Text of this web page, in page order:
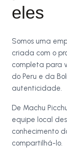
eles
Somos uma
criada com o
completa para
do Peru e da
autenticidade.
De Machu
equipe local
conhecimento
compartilhá-lo.